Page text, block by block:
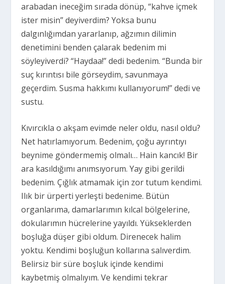
arabadan ineceğim sırada dönüp, “kahve içmek
ister misin” deyiverdim? Yoksa bunu
dalgınlığımdan yararlanıp, ağzımın dilimin
denetimini benden çalarak bedenim mi
söyleyiverdi? “Haydaa!” dedi bedenim. “Bunda bir
suç kırıntısı bile görseydim, savunmaya
geçerdim. Susma hakkımı kullanıyorum!” dedi ve
sustu.
Kıvırcıkla o akşam evimde neler oldu, nasıl oldu?
Net hatırlamıyorum. Bedenim, çoğu ayrıntıyı
beynime göndermemiş olmalı… Hain kancık! Bir
ara kasıldığımı anımsıyorum. Yay gibi gerildi
bedenim. Çığlık atmamak için zor tutum kendimi.
Ilık bir ürperti yerleşti bedenime. Bütün
organlarıma, damarlarımın kılcal bölgelerine,
dokularımın hücrelerine yayıldı. Yükseklerden
boşluğa düşer gibi oldum. Direnecek halim
yoktu. Kendimi boşluğun kollarına salıverdim.
Belirsiz bir süre boşluk içinde kendimi
kaybetmiş olmalıyım. Ve kendimi tekrar